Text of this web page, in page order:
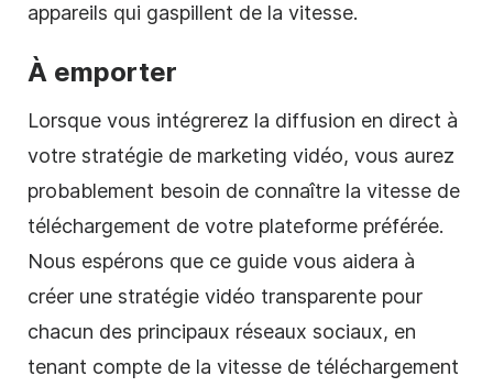
appareils qui gaspillent de la vitesse.
À emporter
Lorsque vous intégrerez la diffusion en direct à
votre stratégie de marketing vidéo, vous aurez
probablement besoin de connaître la vitesse de
téléchargement de votre plateforme préférée.
Nous espérons que ce guide vous aidera à
créer une stratégie vidéo transparente pour
chacun des principaux réseaux sociaux, en
tenant compte de la vitesse de téléchargement